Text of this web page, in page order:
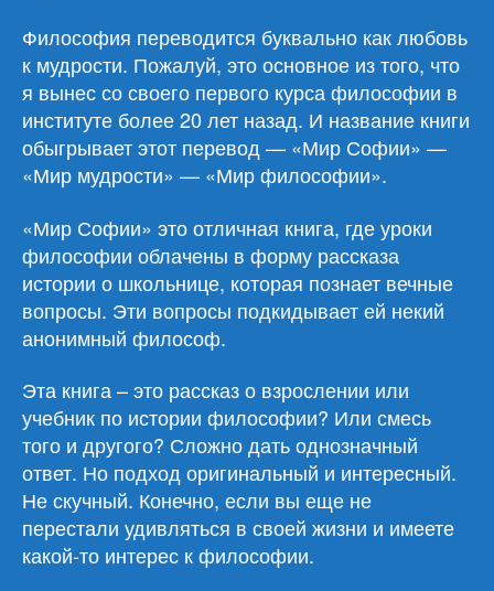
Философия переводится буквально как любовь
к мудрости. Пожалуй, это основное из того, что
я вынес со своего первого курса философии в
институте более 20 лет назад. И название книги
обыгрывает этот перевод — «Мир Софии» —
«Мир мудрости» — «Мир философии».
«Мир Софии» это отличная книга, где уроки
философии облачены в форму рассказа
истории о школьнице, которая познает вечные
вопросы. Эти вопросы подкидывает ей некий
анонимный философ.
Эта книга – это рассказ о взрослении или
учебник по истории философии? Или смесь
того и другого? Сложно дать однозначный
ответ. Но подход оригинальный и интересный.
Не скучный. Конечно, если вы еще не
перестали удивляться в своей жизни и имеете
какой-то интерес к философии.